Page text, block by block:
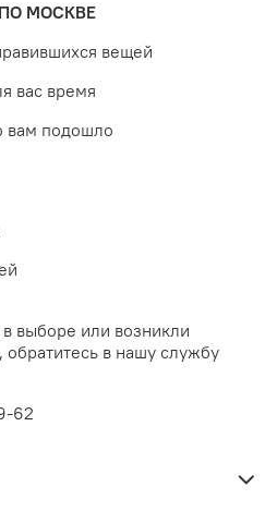
МОСКВЕ
вещей
вас время
вам подошло
выборе или возникли
в нашу службу
62